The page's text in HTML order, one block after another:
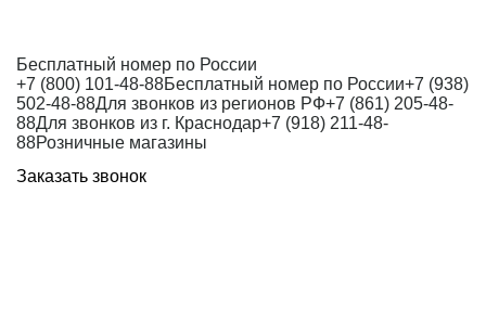
Бесплатный номер по России
+7 (800) 101-48-88Бесплатный номер по России+7 (938)
502-48-88Для звонков из регионов РФ+7 (861) 205-48-
88Для звонков из г. Краснодар+7 (918) 211-48-
88Розничные магазины
Заказать звонок